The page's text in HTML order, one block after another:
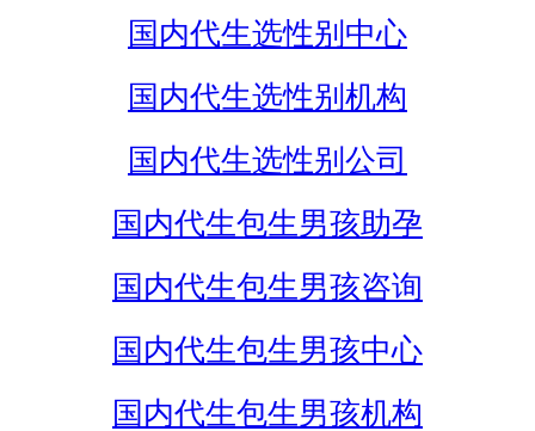
国内代生选性别中心
国内代生选性别机构
国内代生选性别公司
国内代生包生男孩助孕
国内代生包生男孩咨询
国内代生包生男孩中心
国内代生包生男孩机构